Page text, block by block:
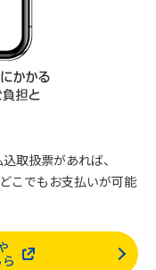
取扱票があれば、
こでもお支払いが可能